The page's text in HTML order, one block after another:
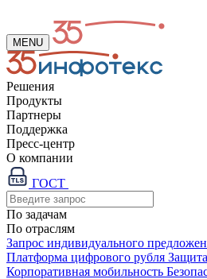
MENU
Решения
Продукты
Партнеры
Поддержка
Пресс-центр
О компании
ГОСТ
По задачам
По отраслям
Запрос индивидуального
Платформа цифрового рубля
Корпоративная мобильность